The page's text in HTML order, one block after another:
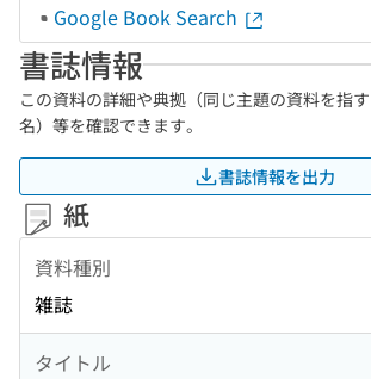
Google Book Search
書誌情報
この資料の詳細や典拠（同じ主題の資料を指
名）等を確認できます。
書誌情報を出力
紙
資料種別
雑誌
タイトル